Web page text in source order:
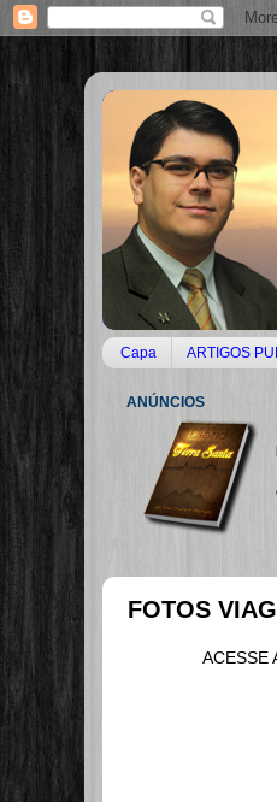
Capa ARTIGOS
ANÚNCIOS
FOTOS
ACESSE